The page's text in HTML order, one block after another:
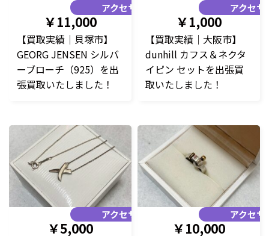
アクセサリー
￥11,000
【買取実績｜貝塚市】
GEORG JENSEN シルバ
ーブローチ（925）を出
張買取いたしました！
アクセサ
￥1,000
【買取実績｜大阪市】
dunhill カフス＆ネクタ
イピン セットを出張買
取いたしました！
アクセサリー
￥5,000
アクセサ
￥10,000